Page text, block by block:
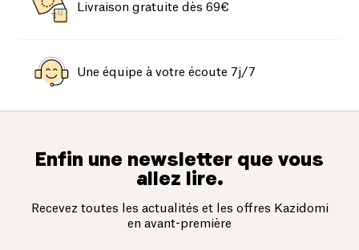
Livraison gratuite dès 69€
Une équipe à votre écoute 7j/7
Enfin une newsletter que vous
allez lire.
Recevez toutes les actualités et les offres Kazidomi
en avant-première